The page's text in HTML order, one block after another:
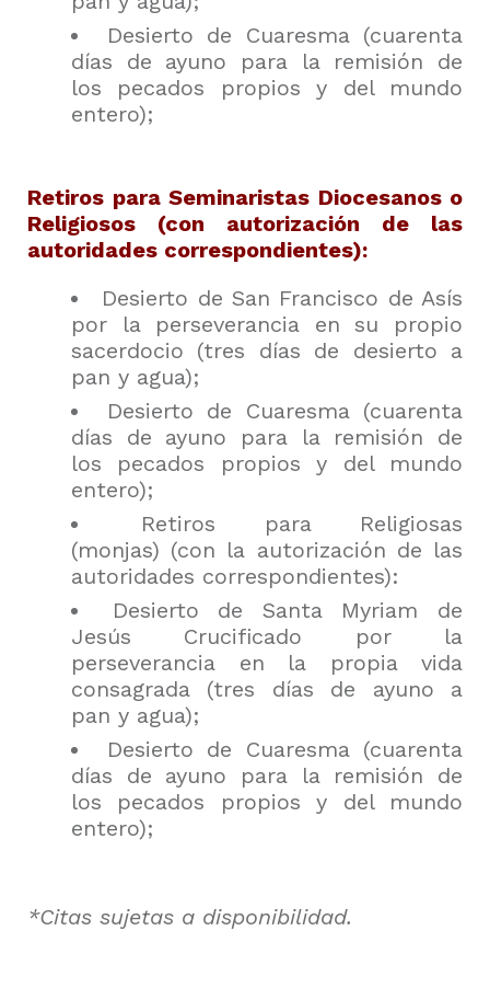
Desierto de Cuaresma (cuarenta
días de ayuno para la remisión de
los pecados propios y del mundo
entero);
Retiros para Seminaristas Diocesanos o
Religiosos (con autorización de las
autoridades correspondientes):
Desierto de San Francisco de Asís
por la perseverancia en su propio
sacerdocio (tres días de desierto a
pan y agua);
Desierto de Cuaresma (cuarenta
días de ayuno para la remisión de
los pecados propios y del mundo
entero);
Retiros para Religiosas
(monjas) (con la autorización de las
autoridades correspondientes):
Desierto de Santa Myriam de
Jesús Crucificado por la
perseverancia en la propia vida
consagrada (tres días de ayuno a
pan y agua);
Desierto de Cuaresma (cuarenta
días de ayuno para la remisión de
los pecados propios y del mundo
entero);
*Citas sujetas a disponibilidad.